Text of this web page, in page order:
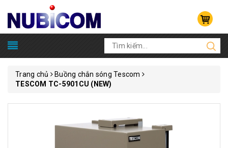
Trang chủ
Buồng chắn sóng Tescom
TESCOM TC-5901CU (NEW)